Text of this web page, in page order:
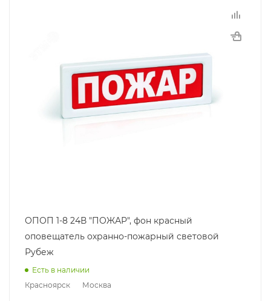
ОПОП 1-8 24В "ПОЖАР", фон красный
оповещатель охранно-пожарный световой
Рубеж
Есть в наличии
Красноярск
Москва